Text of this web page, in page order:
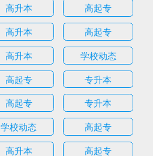
高升本
高起专
高升本
高起专
高升本
学校动态
高起专
专升本
高起专
专升本
学校动态
高起专
高升本
高起专